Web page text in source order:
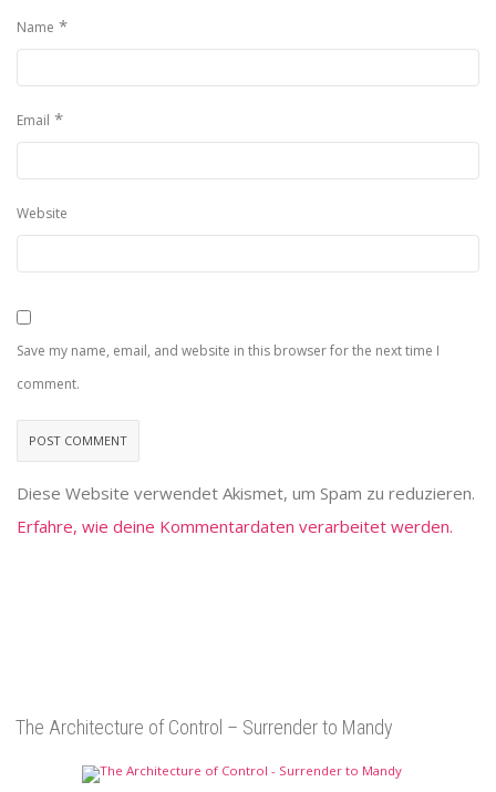
Name *
Email *
Website
Save my name, email, and website in this browser for the next time I
comment.
Diese Website verwendet Akismet, um Spam zu reduzieren.
Erfahre, wie deine Kommentardaten verarbeitet werden.
The Architecture of Control – Surrender to Mandy